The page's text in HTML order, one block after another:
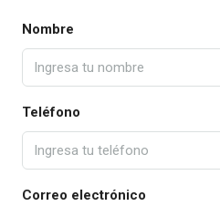
Nombre
Teléfono
Correo electrónico